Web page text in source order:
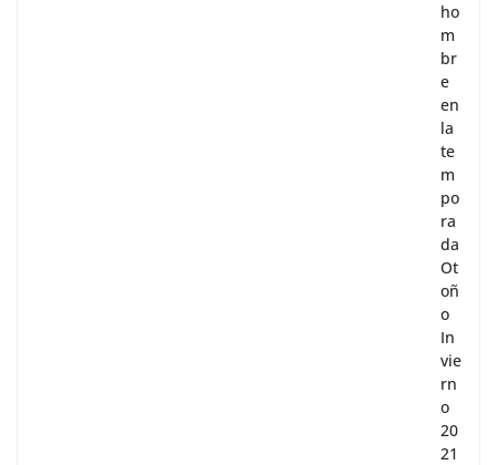
ho
m
br
e
en
la
te
m
po
ra
da
Ot
oñ
o
In
vie
rn
o
20
21